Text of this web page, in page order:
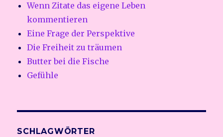
Wenn Zitate das eigene Leben
kommentieren
Eine Frage der Perspektive
Die Freiheit zu träumen
Butter bei die Fische
Gefühle
SCHLAGWÖRTER